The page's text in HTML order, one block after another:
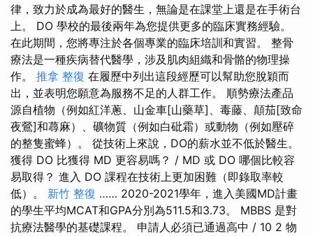
律，致力於成為最好的醫生，無論是在課堂上還是在手術台
上。 DO 學校的最後兩年為您提供更多的臨床實務經驗。
在此期間，您將專注於各個專業的臨床培訓和實習。 整骨
療法是一種疾病替代醫學，涉及肌肉組織和骨骼的物理操
作。 推拿 整復 在履歷中列出這段經歷可以幫助您脫穎而
出，並表明您願意為服務不足的人群工作。 順勢療法產品
源自植物（例如紅洋蔥、山金車[山藥草]、毒藤、顛茄[致命
夜鶯]和蕁麻）、礦物質（例如白砒霜）或動物（例如壓碎
的整隻蜜蜂）。 從技術上來說，DO的薪水並不低於醫生。
獲得 DO 比獲得 MD 更容易嗎？ / MD 或 DO 哪個比較容
易取得？ 進入 DO 課程在技術上更加困難（即錄取率較
低）。 新竹 整復 …… 2020-2021學年，進入美國MD計畫
的學生平均MCAT和GPA分別為511.5和3.73。 MBBS 是對
抗療法醫學的基礎課程。 申請人必須已通過高中 / 10 2 物